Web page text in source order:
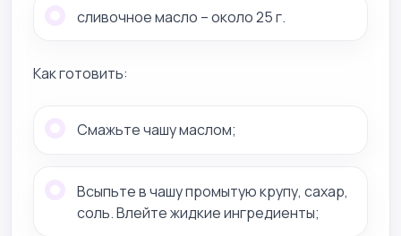
сливочное масло – около 25 г.
Как готовить:
Смажьте чашу маслом;
Всыпьте в чашу промытую крупу, сахар,
соль. Влейте жидкие ингредиенты;